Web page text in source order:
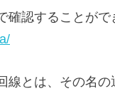
確認することがで
線とは、その名の